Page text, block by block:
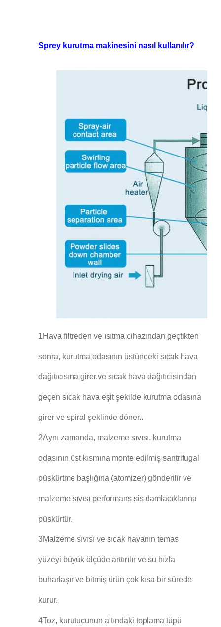
Sprey kurutma makinesini nasıl kullanılır?
1Hava filtreden ve ısıtma cihazından geçtikten
sonra, kurutma odasının üstündeki sıcak hava
dağıtıcısına girer.ve sıcak hava dağıtıcısından
geçen sıcak hava eşit şekilde kurutma odasına
girer ve spiral şeklinde döner..
2Aynı zamanda, malzeme sıvısı, kurutma
odasının üst kısmına monte edilmiş santrifugal
püskürtme başlığına (atomizer) gönderilir ve
malzeme sıvısı performans sis damlacıklarına
püskürtür.
3Malzeme sıvısı ve sıcak havanın temas
yüzeyi büyük ölçüde arttırılır ve su hızla
buharlaşır ve bitmiş ürün çok kısa bir sürede
kurur.
4Toz, kurutucunun altındaki toplama tüpü